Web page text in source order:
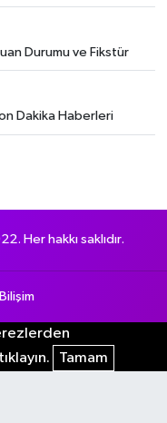
Durumu ve Fikstür
Dakika Haberleri
Her hakkı saklıdır.
Tamam